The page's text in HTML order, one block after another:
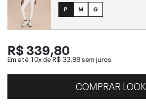
P M G
R$ 339,80
Em até 10x deR$ 33,98sem juros
COMPRAR LOOK